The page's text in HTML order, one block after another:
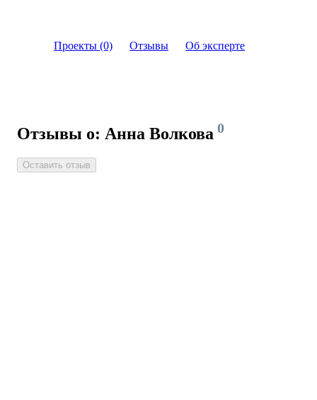
Проекты (0) Отзывы Об эксперте
Отзывы о: Анна Волкова 0
Оставить отзыв